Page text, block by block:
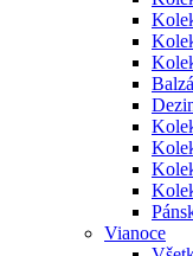
Vianoce